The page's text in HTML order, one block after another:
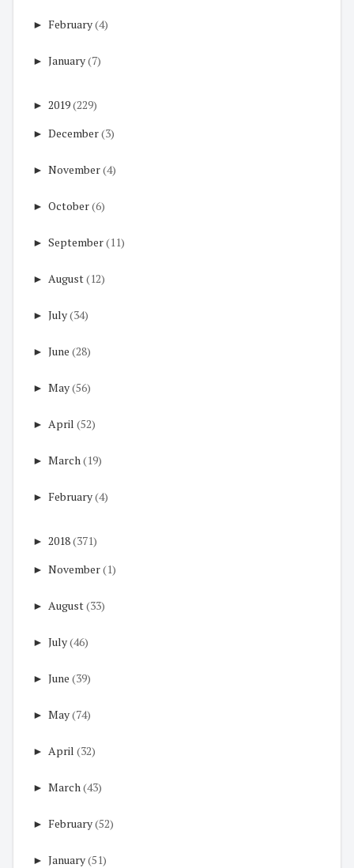
► February(4)
► January(7)
► 2019(229)
► December(3)
► November(4)
► October(6)
► September(11)
► August(12)
► July(34)
► June (28)
► May(56)
► April (52)
► March(19)
► February(4)
► 2018(371)
► November(1)
► August(33)
► July(46)
► June (39)
► May(74)
► April (32)
► March(43)
► February(52)
► January(51)